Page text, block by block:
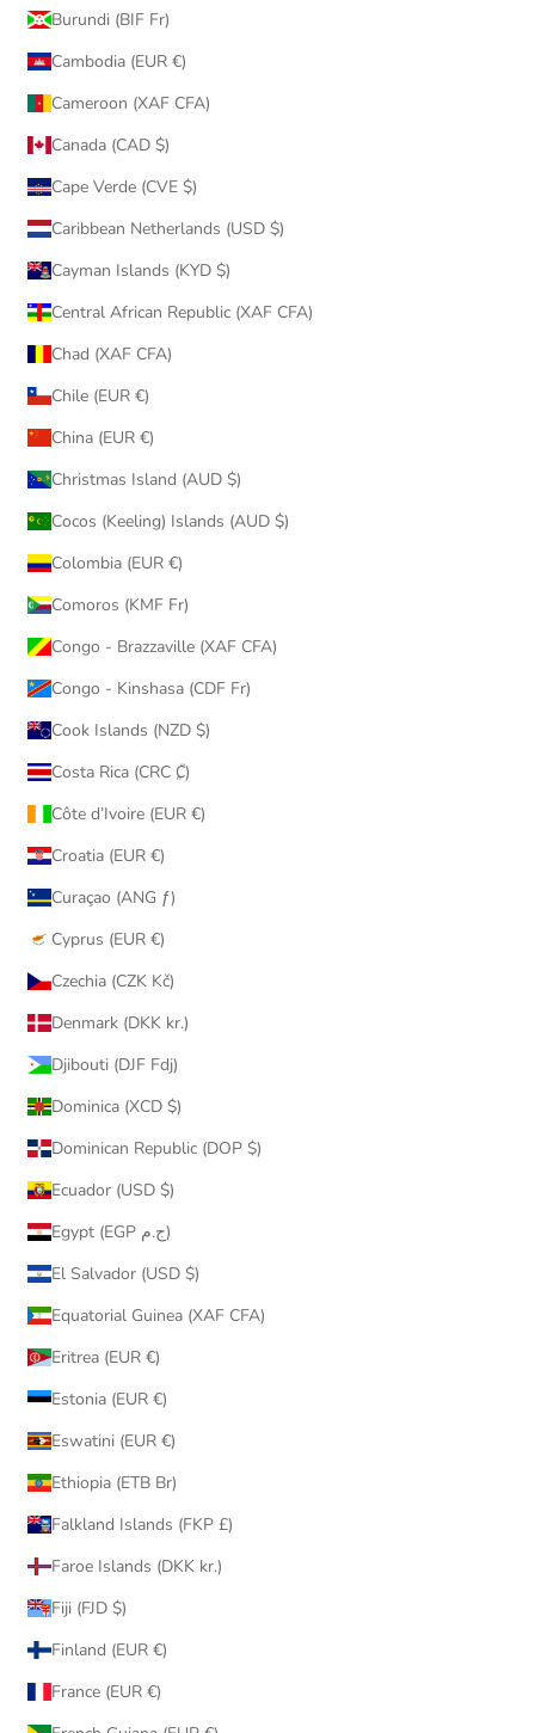
Burundi (BIF Fr)
Cambodia (EUR €)
Cameroon (XAF CFA)
Canada (CAD $)
Cape Verde (CVE $)
Caribbean Netherlands (USD $)
Cayman Islands (KYD $)
Central African Republic (XAF CFA)
Chad (XAF CFA)
Chile (EUR €)
China (EUR €)
Christmas Island (AUD $)
Cocos (Keeling) Islands (AUD $)
Colombia (EUR €)
Comoros (KMF Fr)
Congo - Brazzaville (XAF CFA)
Congo - Kinshasa (CDF Fr)
Cook Islands (NZD $)
Costa Rica (CRC ₡)
Côte d’Ivoire (EUR €)
Croatia (EUR €)
Curaçao (ANG ƒ)
Cyprus (EUR €)
Czechia (CZK Kč)
Denmark (DKK kr.)
Djibouti (DJF Fdj)
Dominica (XCD $)
Dominican Republic (DOP $)
Ecuador (USD $)
Egypt (EGP ج.م)
El Salvador (USD $)
Equatorial Guinea (XAF CFA)
Eritrea (EUR €)
Estonia (EUR €)
Eswatini (EUR €)
Ethiopia (ETB Br)
Falkland Islands (FKP £)
Faroe Islands (DKK kr.)
Fiji (FJD $)
Finland (EUR €)
France (EUR €)